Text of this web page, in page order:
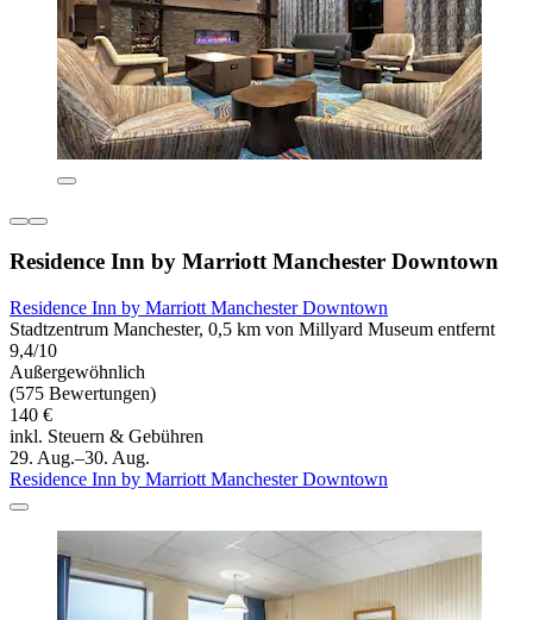
Residence Inn by Marriott Manchester Downtown
Residence Inn by Marriott Manchester Downtown
Stadtzentrum Manchester, 0,5 km von Millyard Museum entfernt
9,4/10
Außergewöhnlich
(575 Bewertungen)
140 €
inkl. Steuern & Gebühren
29. Aug.–30. Aug.
Residence Inn by Marriott Manchester Downtown